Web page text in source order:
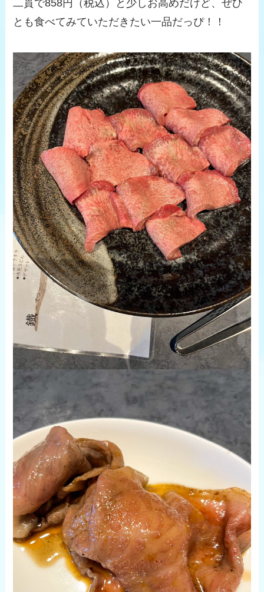
二貫で858円（税込）と少しお高めだけど、ぜひ
とも食べてみていただきたい一品だっぴ！！